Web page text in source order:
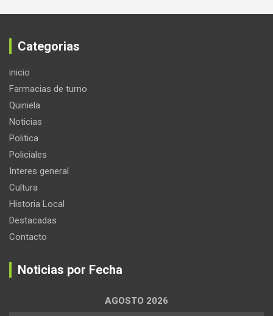
Categorias
inicio
Farmacias de turno
Quiniela
Noticias
Politica
Policiales
Interes general
Cultura
Historia Local
Destacadas
Contacto
Noticias por Fecha
AGOSTO 2026